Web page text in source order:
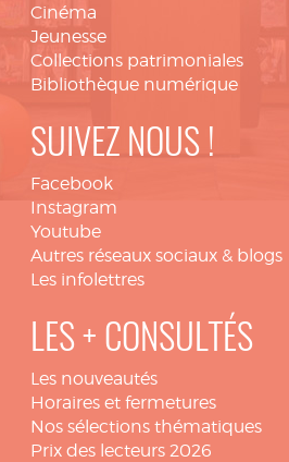
Cinéma
Jeunesse
Collections patrimoniales
Bibliothèque numérique
SUIVEZ NOUS !
Facebook
Instagram
Youtube
Autres réseaux sociaux & blogs
Les infolettres
LES + CONSULTÉS
Les nouveautés
Horaires et fermetures
Nos sélections thématiques
Prix des lecteurs 2026